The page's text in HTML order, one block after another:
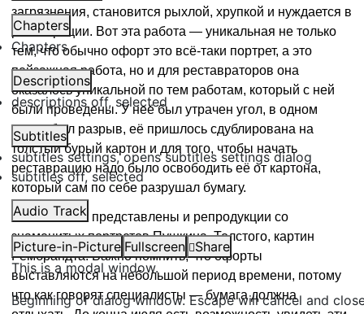
Chapters
Chapters
Descriptions
descriptions off, selected
Subtitles
subtitles settings, opens subtitles settings dialog
subtitles off, selected
Audio Track
Picture-in-Picture Fullscreen
Share
This is a modal window.
Beginning of dialog window. Escape will cancel and
загрязнения, становится рыхлой, хрупкой и нуждается в
реставрации. Вот эта работа — уникальная не только
тем, что обычно офорт это всё-таки портрет, а это
пейзажная работа, но и для реставраторов она
оказалось уникальной по тем работам, который с ней
были проведены. У неё был утрачен угол, в одном
месте был разрыв, её пришлось сдублирована на
толстыйбурый картон и для того, чтобы начать
реставрацию надо было освободить её от картона,
который сам по себе разрушал бумагу.
На выставке представлены и репродукции со
знаменитых портретов Пушкина, Толстого, картин
Рембрандта. Важно помнить, что офорты
выставляются на небольшой период времени, потому
что как говорят специалисты — бумага должна